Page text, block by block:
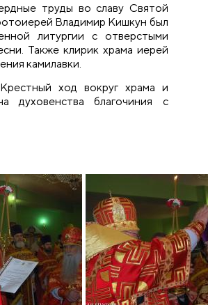
труды во славу Святой
Владимир Кишкун был
литургии с отверстыми
Также клирик храма иерей
камилавки.
ход вокруг храма и
духовенства благочиния с